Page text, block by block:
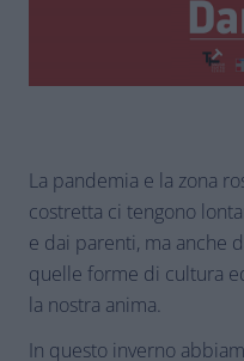
La pandemia e la zona
costretta ci tengono
e dai parenti, ma anche
quelle forme di cultura
la nostra anima.
In questo inverno